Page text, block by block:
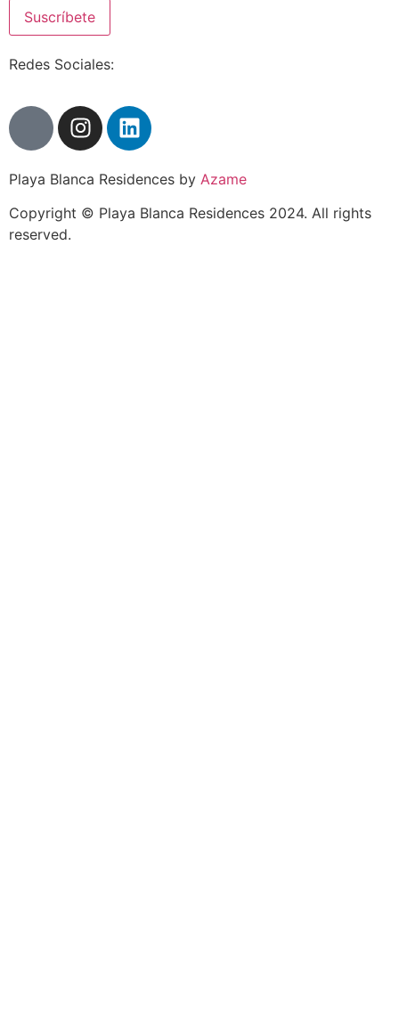
Suscríbete
Redes Sociales:
Playa Blanca Residences by Azame
Copyright © Playa Blanca Residences 2024. All rights
reserved.